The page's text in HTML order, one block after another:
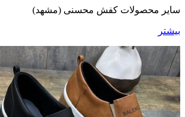
سایر محصولات کفش محسنی (مشهد)
بیشتر